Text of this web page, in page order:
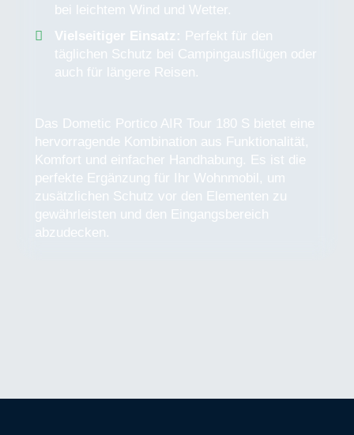
bei leichtem Wind und Wetter.
Vielseitiger Einsatz: Perfekt für den
täglichen Schutz bei Campingausflügen oder
auch für längere Reisen.
Das Dometic Portico AIR Tour 180 S bietet eine
hervorragende Kombination aus Funktionalität,
Komfort und einfacher Handhabung. Es ist die
perfekte Ergänzung für Ihr Wohnmobil, um
zusätzlichen Schutz vor den Elementen zu
gewährleisten und den Eingangsbereich
abzudecken.